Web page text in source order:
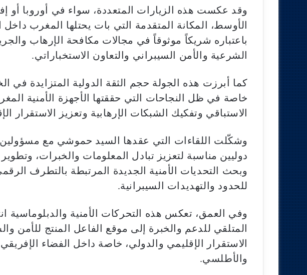
وقد عكست هذه الزيارات المتعددة، سواء في أوروبا أو
الأوسط، المكانة المتقدمة التي بات يحتلها المغرب داخل
باعتباره شريكاً موثوقاً في مجالات مكافحة الإرهاب
الشرعية والأمن السيبراني والتعاون الاستخباراتي.
كما أبرزت هذه الجولة حجم الثقة الدولية المتزايدة في
خاصة في ظل النجاحات التي حققتها الأجهزة الأمنية
الاستباقي وتفكيك الشبكات الإرهابية وتعزيز الاستقرار
وشكّلت اللقاءات التي عقدها السيد حموشي مع مسؤولين
دوليين مناسبة لتعزيز تبادل المعلومات والخبرات، وتطوير
وبحث التحديات الأمنية الجديدة المرتبطة بالتطرف
للحدود والتهديدات السيبرانية.
وفي العمق، تعكس هذه التحركات الأمنية والدبلوماسية
المتلقي للدعم والخبرة إلى موقع الفاعل المنتج للأمن
الاستقرار الإقليمي والدولي، خاصة داخل الفضاء
والأطلسي.